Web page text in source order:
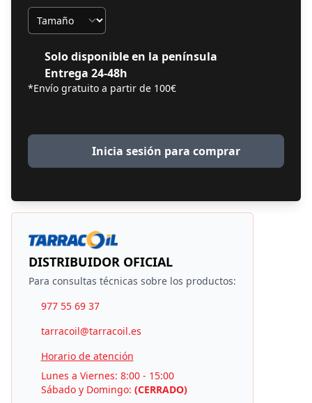
Tamaño
Solo disponible en la península
Entrega 24-48h
*Envío gratuito a partir de 100€
Inicia sesión para comprar
DISTRIBUIDOR OFICIAL
Para consultas técnicas sobre los productos:
977 55 69 37
tarracoil@tarracoil.es
Horario de atención
Lunes a Viernes: 8:00 - 15:00
Sábado y Domingo: (CERRADO)